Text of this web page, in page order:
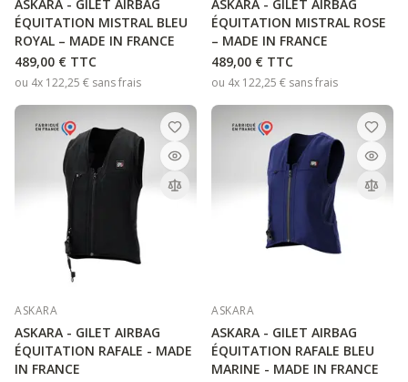
ASKARA - GILET AIRBAG
ÉQUITATION MISTRAL BLEU
ROYAL – MADE IN FRANCE
489,00 € TTC
ou 4x 122,25 € sans frais
ASKARA - GILET AIRBAG
ÉQUITATION MISTRAL ROSE
– MADE IN FRANCE
489,00 € TTC
ou 4x 122,25 € sans frais
ASKARA
ASKARA - GILET AIRBAG
ÉQUITATION RAFALE - MADE
IN FRANCE
ASKARA
ASKARA - GILET AIRBAG
ÉQUITATION RAFALE BLEU
MARINE - MADE IN FRANCE